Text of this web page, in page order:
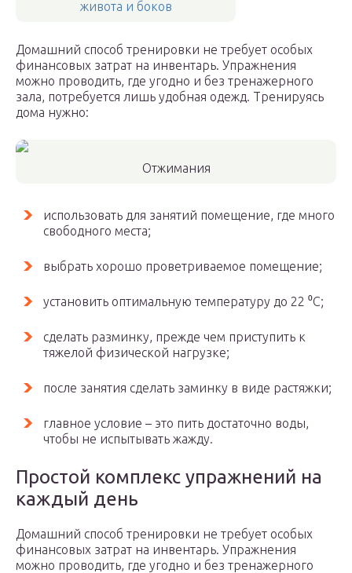
живота и боков
Домашний способ тренировки не требует особых
финансовых затрат на инвентарь. Упражнения
можно проводить, где угодно и без тренажерного
зала, потребуется лишь удобная одежд. Тренируясь
дома нужно:
Отжимания
использовать для занятий помещение, где много
свободного места;
выбрать хорошо проветриваемое помещение;
установить оптимальную температуру до 22 ⁰С;
сделать разминку, прежде чем приступить к
тяжелой физической нагрузке;
после занятия сделать заминку в виде растяжки;
главное условие – это пить достаточно воды,
чтобы не испытывать жажду.
Простой комплекс упражнений на
каждый день
Домашний способ тренировки не требует особых
финансовых затрат на инвентарь. Упражнения
можно проводить, где угодно и без тренажерного